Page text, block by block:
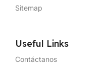
Sitemap
Useful Links
Contáctanos